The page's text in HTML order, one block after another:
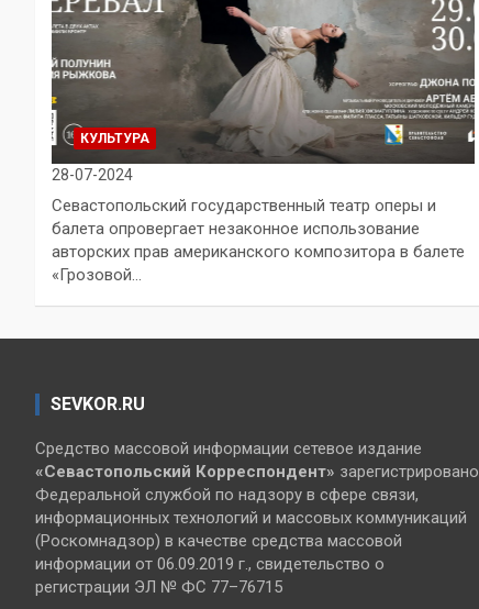
КУЛЬТУРА
28-07-2024
Севастопольский государственный театр оперы и
балета опровергает незаконное использование
авторских прав американского композитора в балете
«Грозовой…
SEVKOR.RU
Средство массовой информации сетевое издание
«Севастопольский Корреспондент» зарегистрировано
Федеральной службой по надзору в сфере связи,
информационных технологий и массовых коммуникаций
(Роскомнадзор) в качестве средства массовой
информации от 06.09.2019 г., свидетельство о
регистрации ЭЛ № ФС 77–76715